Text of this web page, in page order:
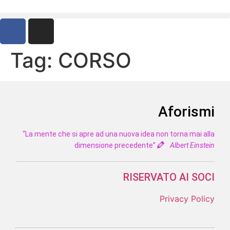
Tag: CORSO
Aforismi
“La mente che si apre ad una nuova idea non torna mai alla
dimensione precedente”
Albert Einstein
RISERVATO AI SOCI
Privacy Policy